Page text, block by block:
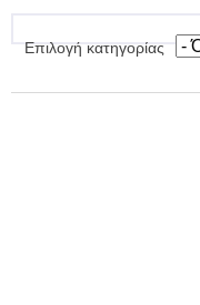
Επιλογή κατηγορίας